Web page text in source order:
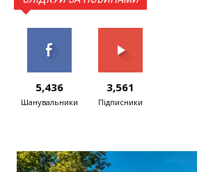
5,436
Шанувальники
3,561
Підписники